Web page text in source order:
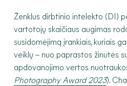
Ženklus dirbtinio intelekto (DI)
vartotojų skaičiaus augimas
susidomėjimą įrankiais, kuriais
veiklų – nuo paprastos žinutės
apdovanojimo vertos
Photography Award 2023).